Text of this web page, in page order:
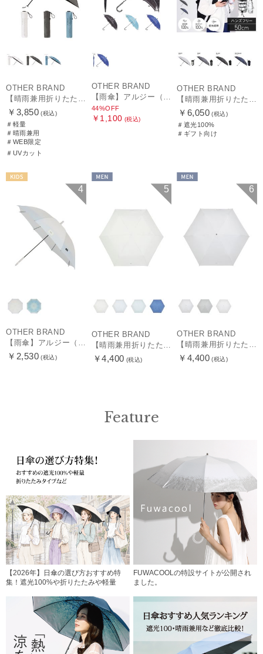
OTHER BRAND
【晴雨兼用折りたたみ日傘】ミズノ（MIZUNO）ワンポイントロゴ 一級遮光99.99% 遮熱 UV99％以上 晴雨兼用 軽量
￥3,850 (税込)
＃軽量
＃晴雨兼用
＃WEB限定
＃UVカット
OTHER BRAND
【雨傘】アルジー（ALGY）ドット 長傘 【公式ムーンバット】 キッズ 子供傘 55cm 58cm 55cmは窓付き
44%OFF
￥1,100 (税込)
OTHER BRAND
【晴雨兼用折りたたみ日傘】ミズノ（MIZUNO）ハンズフリー 遮光100% 遮熱 UV100％ 軽量
￥6,050 (税込)
＃遮光100%
＃ギフト向け
4
OTHER BRAND
￥2,530 (税込)
5
OTHER BRAND
￥4,400 (税込)
6
OTHER BRAND
￥4,400 (税込)
Feature
【2026年】日傘の選び方おすすめ特
集！遮光100%や折りたたみや軽量
FUWACOOLの特設サイトが公開され
ました。